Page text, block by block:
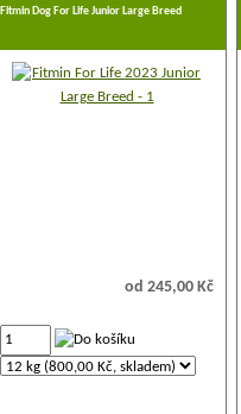
Fitmin Dog For Life Junior Large Breed
od 245,00 Kč